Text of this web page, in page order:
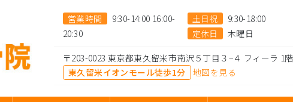
営業時間
9:30-14:00 16:00-
20:30
土日祝
9:30-18:00
定休日
木曜日
〒203-0023 東京都東久留米市南沢５丁目３−４ フィーラ 1階
東久留米イオンモール徒歩1分
地図を見る